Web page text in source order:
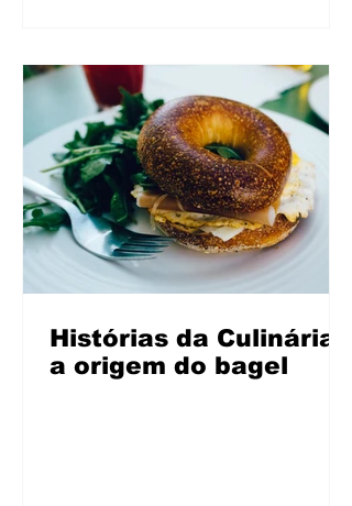
Histórias da Culinária:
a origem do bagel